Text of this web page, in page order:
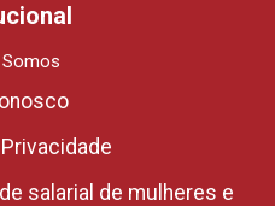
salarial de mulheres e